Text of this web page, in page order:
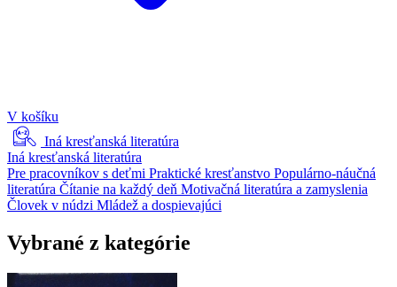
V košíku
Iná kresťanská literatúra
Iná kresťanská literatúra
Pre pracovníkov s deťmi Praktické kresťanstvo Populárno-náučná
literatúra Čítanie na každý deň Motivačná literatúra a zamyslenia
Človek v núdzi Mládež a dospievajúci
Vybrané z kategórie